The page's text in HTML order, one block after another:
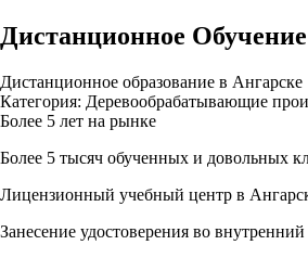
Дистанционное
Дистанционное образование в Ангарске
Категория: Деревообрабатывающие
Более 5 лет на рынке
Более 5 тысяч обученных и довольных
Лицензионный учебный центр в
Занесение удостоверения во